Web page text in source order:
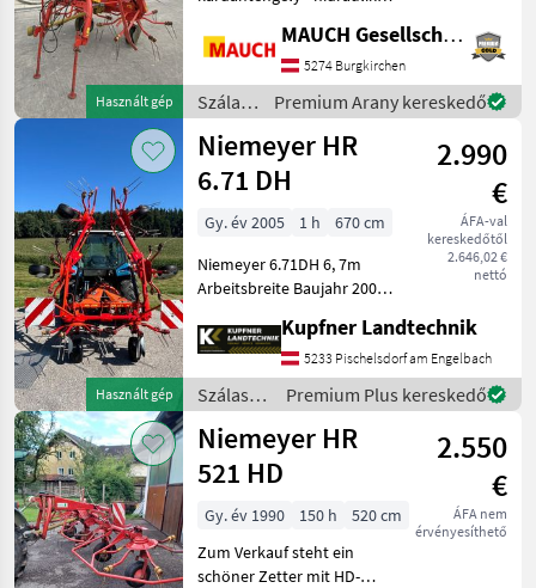
Használt gép
gép Burgkirchenben
mutatom be Önnek
részletesen a gépet
Burgkirche
MAUCH Gesellschaft m.b.H. & Co.KG
5274 Burgkirchen
Szálastakarmány
betakarítók
/
Niemeyer
Premium Arany kereskedő
Használt gép
Niemeyer HR
6.71 DH
2.990
€
ÁFA-val
kereskedőtől
2.646,02 €
nettó
Gy. év 2005 1 h
670 cm
Niemeyer 6.71DH 6, 7m
Arbeitsbreite Baujahr 2005
mech.
Streuwinkelverstellung
Gelenkwelle hydr.
Klappung Magasra állítás:
hidraulikus maga
Kupfner Landtechnik
5233 Pischelsdorf am Engelbach
Szálastakarmány
betakarítók
/
Niemeyer
Premium Plus kereskedő
Niemeyer HR
521 HD
2.550
€
ÁFA nem
érvényesíthető
Gy. év 1990 150 h
520 cm
Zum Verkauf steht ein
schöner Zetter mit HD-